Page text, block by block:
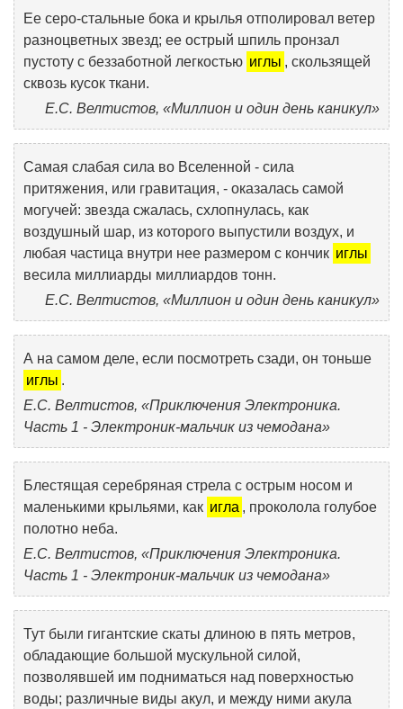
Ее серо-стальные бока и крылья отполировал ветер
разноцветных звезд; ее острый шпиль пронзал
пустоту с беззаботной легкостью иглы , скользящей
сквозь кусок ткани.
Е.С. Велтистов, «Миллион и один день каникул»
Самая слабая сила во Вселенной - сила
притяжения, или гравитация, - оказалась самой
могучей: звезда сжалась, схлопнулась, как
воздушный шар, из которого выпустили воздух, и
любая частица внутри нее размером с кончик иглы
весила миллиарды миллиардов тонн.
Е.С. Велтистов, «Миллион и один день каникул»
А на самом деле, если посмотреть сзади, он тоньше
иглы .
Е.С. Велтистов, «Приключения Электроника.
Часть 1 - Электроник-мальчик из чемодана»
Блестящая серебряная стрела с острым носом и
маленькими крыльями, как игла , проколола голубое
полотно неба.
Е.С. Велтистов, «Приключения Электроника.
Часть 1 - Электроник-мальчик из чемодана»
Тут были гигантские скаты длиною в пять метров,
обладающие большой мускульной силой,
позволявшей им подниматься над поверхностью
воды; различные виды акул, и между ними акула